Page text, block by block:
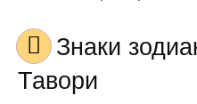
Знаки зодиака для имени
Тавори